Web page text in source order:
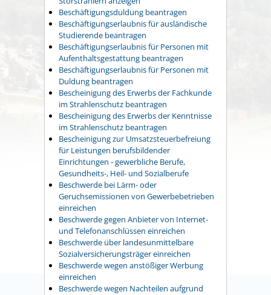
Beschäftigungsduldung beantragen
Beschäftigungserlaubnis für ausländische
Studierende beantragen
Beschäftigungserlaubnis für Personen mit
Aufenthaltsgestattung beantragen
Beschäftigungserlaubnis für Personen mit
Duldung beantragen
Bescheinigung des Erwerbs der Fachkunde
im Strahlenschutz beantragen
Bescheinigung des Erwerbs der Kenntnisse
im Strahlenschutz beantragen
Bescheinigung zur Umsatzsteuerbefreiung
für Leistungen berufsbildender
Einrichtungen - gewerbliche Berufe,
Gesundheits-, Heil- und Sozialberufe
Beschwerde bei Lärm- oder
Geruchsemissionen von Gewerbebetrieben
einreichen
Beschwerde gegen Anbieter von Internet-
und Telefonanschlüssen einreichen
Beschwerde über landesunmittelbare
Sozialversicherungsträger einreichen
Beschwerde wegen anstößiger Werbung
einreichen
Beschwerde wegen Nachteilen aufgrund